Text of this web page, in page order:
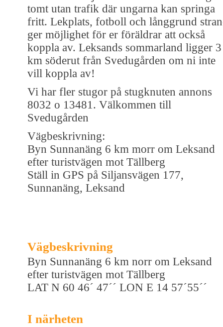
tomt utan trafik där ungarna kan springa
fritt. Lekplats, fotboll och långgrund
ger möjlighet för er föräldrar att också
koppla av. Leksands sommarland ligger 3
km söderut från Svedugården om ni inte
vill koppla av!
Vi har fler stugor på stugknuten annons
8032 o 13481. Välkommen till
Svedugården
Vägbeskrivning:
Byn Sunnanäng 6 km morr om Leksand
efter turistvägen mot Tällberg
Ställ in GPS på Siljansvägen 177,
Sunnanäng, Leksand
Vägbeskrivning
Byn Sunnanäng 6 km norr om Leksand
efter turistvägen mot Tällberg
LAT N 60 46´ 47´´ LON E 14 57´55´´
I närheten